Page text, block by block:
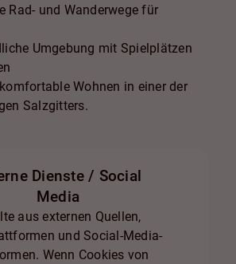
Rad- und Wanderwege für
Umgebung mit Spielplätzen
Wohnen in einer der
Salzgitters.
Dienste / Social
Media
aus externen Quellen,
und Social-Media-
Wenn Cookies von